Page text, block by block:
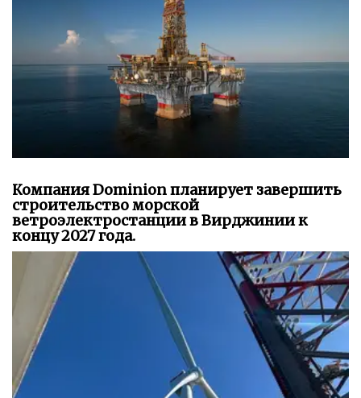
Компания Dominion планирует завершить
строительство морской
ветроэлектростанции в Вирджинии к
концу 2027 года.